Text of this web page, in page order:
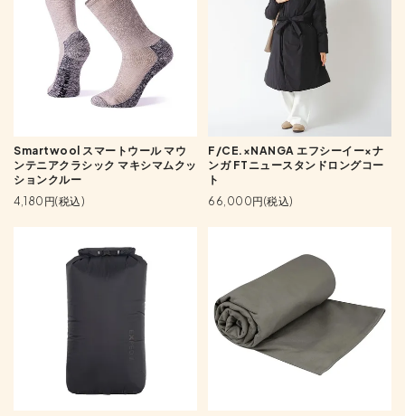
Smartwool スマートウール マウ
ンテニアクラシック マキシマムクッ
ションクルー
4,180円(税込)
F/CE.×NANGA エフシーイー×ナ
ンガ FTニュースタンドロングコー
ト
66,000円(税込)